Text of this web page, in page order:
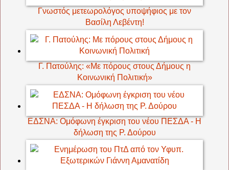
Γνωστός μετεωρολόγος υποψήφιος με τον
Βασίλη Λεβέντη!
Γ. Πατούλης: «Με πόρους στους Δήμους η
Κοινωνική Πολιτική»
ΕΔΣΝΑ: Ομόφωνη έγκριση του νέου ΠΕΣΔΑ - Η
δήλωση της Ρ. Δούρου